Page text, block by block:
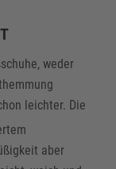
weder
leichter. Die
aber